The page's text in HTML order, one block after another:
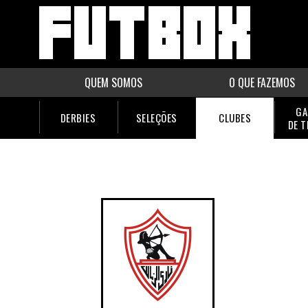
QUEM SOMOS O QUE FAZEMOS
DERBIES SELEÇÕES CLUBES
DE